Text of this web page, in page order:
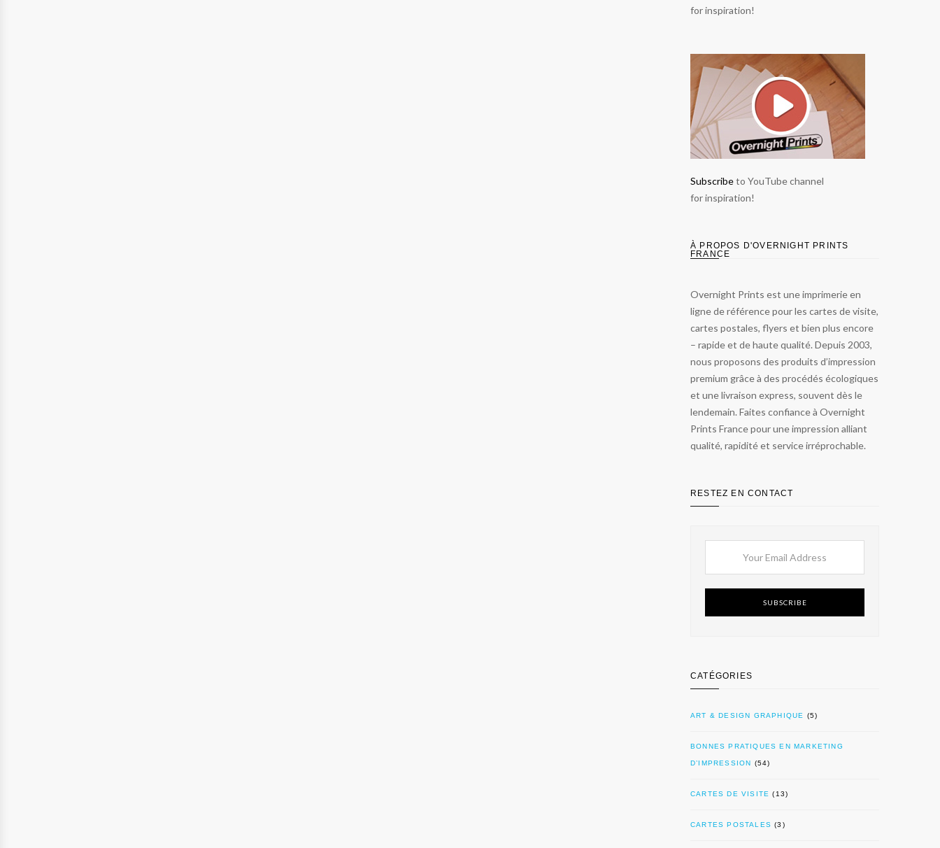
for inspiration!
Subscribeto YouTube channel
for inspiration!
À PROPOS D'OVERNIGHT PRINTS
FRANCE
Overnight Prints est une imprimerie en
ligne de référence pour les cartes de visite,
cartes postales, flyers et bien plus encore
– rapide et de haute qualité. Depuis 2003,
nous proposons des produits d’impression
premium grâce à des procédés écologiques
et une livraison express, souvent dès le
lendemain. Faites confiance à Overnight
Prints France pour une impression alliant
qualité, rapidité et service irréprochable.
RESTEZ EN CONTACT
SUBSCRIBE
CATÉGORIES
ART & DESIGN GRAPHIQUE (5)
BONNES PRATIQUES EN MARKETING
D’IMPRESSION (54)
CARTES DE VISITE (13)
CARTES POSTALES (3)